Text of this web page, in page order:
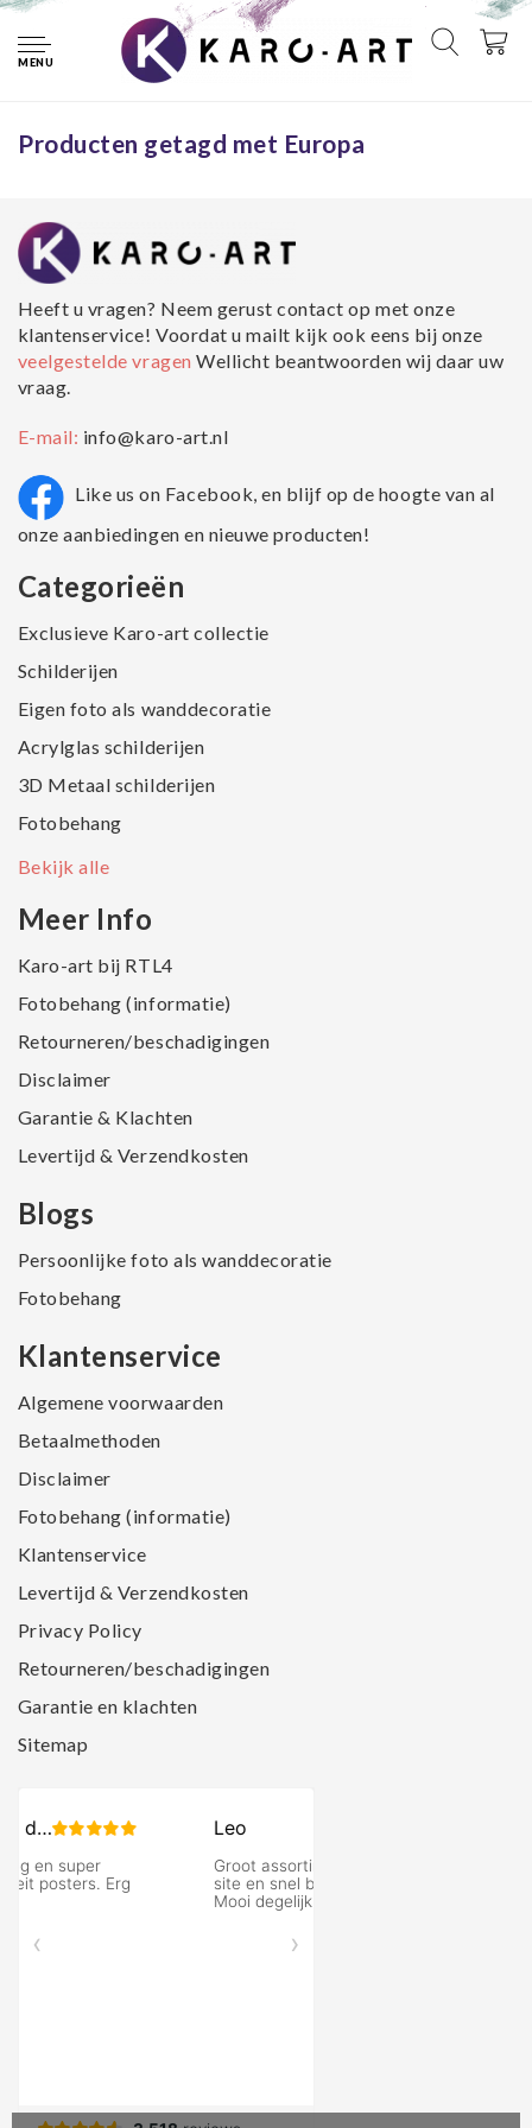
MENU
Europa
Geen producten gevonden!...
Producten getagd met Europa
Heeft u vragen? Neem gerust contact op met onze
klantenservice! Voordat u mailt kijk ook eens bij onze
veelgestelde vragenWellicht beantwoorden wij daar uw
vraag.
E-mail: info@karo-art.nl
Like us on Facebook, en blijf op de hoogte van al
onze aanbiedingen en nieuwe producten!
Categorieën
Exclusieve Karo-art collectie
Schilderijen
Eigen foto als wanddecoratie
Acrylglas schilderijen
3D Metaal schilderijen
Fotobehang
Bekijk alle
Meer Info
Karo-art bij RTL4
Fotobehang (informatie)
Retourneren/beschadigingen
Disclaimer
Garantie & Klachten
Levertijd & Verzendkosten
Blogs
Persoonlijke foto als wanddecoratie
Fotobehang
Klantenservice
Algemene voorwaarden
Betaalmethoden
Disclaimer
Fotobehang (informatie)
Klantenservice
Levertijd & Verzendkosten
Privacy Policy
Retourneren/beschadigingen
Garantie en klachten
Sitemap